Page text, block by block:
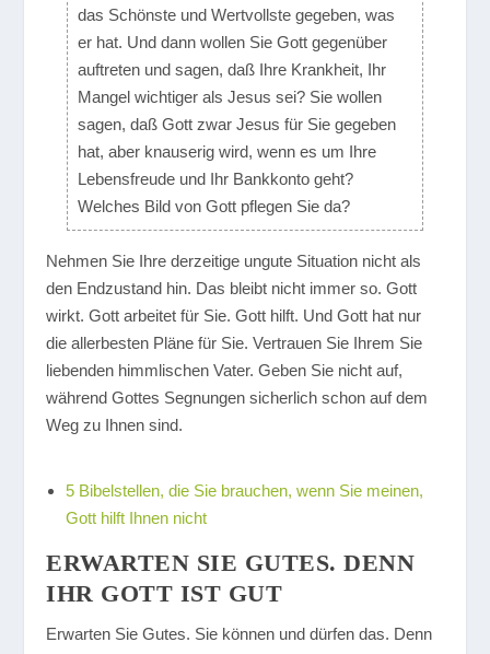
das Schönste und Wertvollste gegeben, was
er hat. Und dann wollen Sie Gott gegenüber
auftreten und sagen, daß Ihre Krankheit, Ihr
Mangel wichtiger als Jesus sei? Sie wollen
sagen, daß Gott zwar Jesus für Sie gegeben
hat, aber knauserig wird, wenn es um Ihre
Lebensfreude und Ihr Bankkonto geht?
Welches Bild von Gott pflegen Sie da?
Nehmen Sie Ihre derzeitige ungute Situation nicht als
den Endzustand hin. Das bleibt nicht immer so. Gott
wirkt. Gott arbeitet für Sie. Gott hilft. Und Gott hat nur
die allerbesten Pläne für Sie. Vertrauen Sie Ihrem Sie
liebenden himmlischen Vater. Geben Sie nicht auf,
während Gottes Segnungen sicherlich schon auf dem
Weg zu Ihnen sind.
5 Bibelstellen, die Sie brauchen, wenn Sie meinen,
Gott hilft Ihnen nicht
ERWARTEN SIE GUTES. DENN
IHR GOTT IST GUT
Erwarten Sie Gutes. Sie können und dürfen das. Denn